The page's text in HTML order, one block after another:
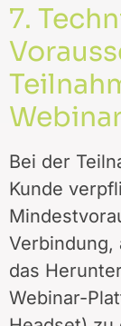
7.
Bei der
Kunde
Verbindung,
das
Webinar-